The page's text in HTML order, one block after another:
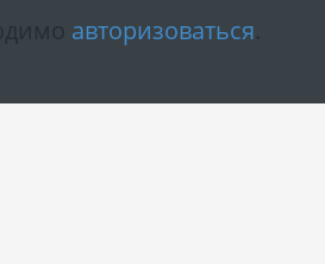
авторизоваться